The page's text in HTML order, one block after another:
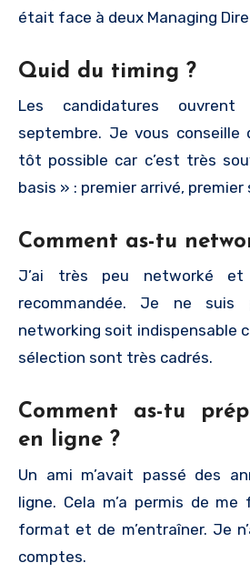
était face à deux Managing
Quid du timing ?
Les candidatures
septembre. Je vous conseille
tôt possible car c’est très
basis » : premier arrivé, premier
Comment as-tu
J’ai très peu networké
recommandée. Je ne
networking soit indispensable
sélection sont très cadrés.
Comment as-tu
en ligne ?
Un ami m’avait passé des
ligne. Cela m’a permis de me
format et de m’entraîner. Je
comptes.